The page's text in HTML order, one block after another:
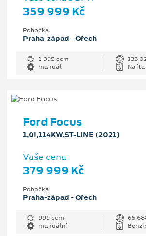
359 999 Kč
Pobočka
Praha-západ - Ořech
1 995 ccm
133
manuál
Nafta
Ford Focus
1,0i,114KW,ST-LINE (2021)
Vaše cena
379 999 Kč
Pobočka
Praha-západ - Ořech
999 ccm
66
manuální